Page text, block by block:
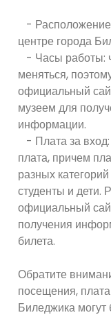
-
центре города
- Часы работы:
меняться,
официальный
музеем для
информации.
- Плата за
плата, причем
разных
студенты и дети.
официальный
получения
билета.
Обратите
посещения,
Биледжика